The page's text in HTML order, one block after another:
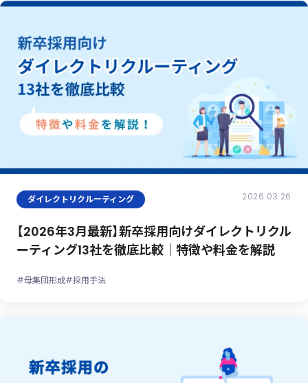
ダイレクトリクルーティング 2026.03.26
【2026年3月最新】新卒採用向けダイレクトリクル
ーティング13社を徹底比較｜特徴や料金を解説
#母集団形成#採用手法